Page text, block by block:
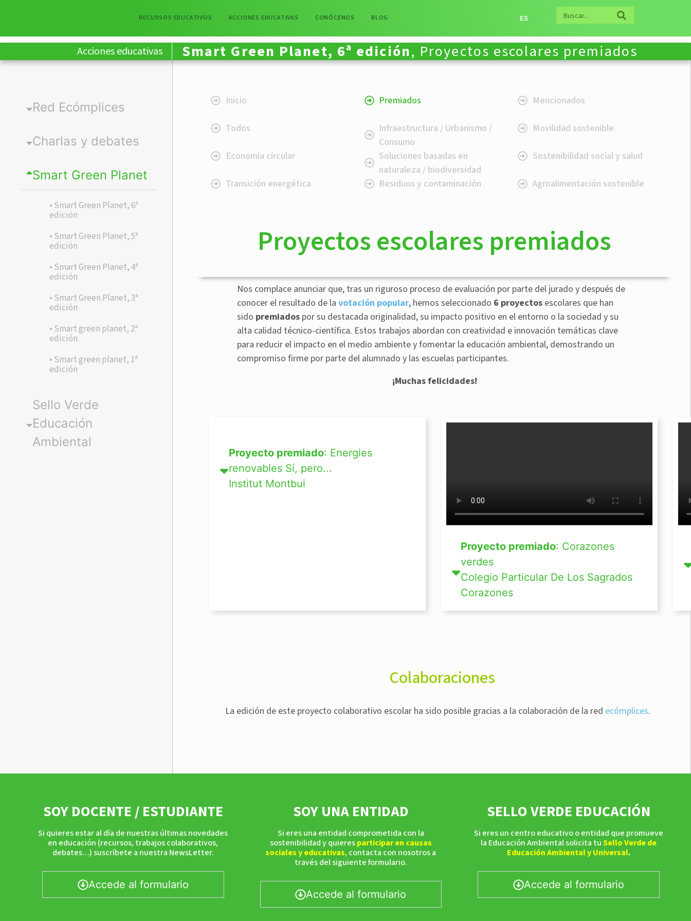
RECURSOS EDUCATIVOS ACCIONES EDUCATIVAS CONÓCENOS BLOG ES
Acciones educativas Smart Green Planet, 6ª edición, Proyectos escolares premiados
Red Ecómplices
Charlas y debates
Smart Green Planet
• Smart Green Planet, 6ª
edición
• Smart Green Planet, 5ª
edición
• Smart Green Planet, 4ª
edición
• Smart Green Planet, 3ª
edición
• Smart green planet, 2ª
edición
• Smart green planet, 1ª
edición
Sello Verde
Educación
Ambiental
Inicio Premiados Mencionados
Todos
Infraestructura / Urbanismo /
Consumo
Movilidad sostenible
Economía circular
Soluciones basadas en
naturaleza / biodiversidad
Sostenibilidad social y salud
Transición energética Residuos y contaminación Agroalimentación sostenible
Proyectos escolares premiados
Nos complace anunciar que, tras un riguroso proceso de evaluación por parte del jurado y después de
conocer el resultado de la votación popular, hemos seleccionado 6 proyectosescolares que han
sido premiadospor su destacada originalidad, su impacto positivo en el entorno o la sociedad y su
alta calidad técnico-científica. Estos trabajos abordan con creatividad e innovación temáticas clave
para reducir el impacto en el medio ambiente y fomentar la educación ambiental, demostrando un
compromiso firme por parte del alumnado y las escuelas participantes.
¡Muchas felicidades!
Proyecto premiado: Energies
renovables Sí, pero...
Institut Montbui
Proyecto premiado: Corazones
verdes
Colegio Particular De Los Sagrados
Corazones
Colaboraciones
La edición de este proyecto colaborativo escolar ha sido posible gracias a la colaboración de la red ecómplices.
SOY DOCENTE / ESTUDIANTE
Si quieres estar al día de nuestras últimas novedades
en educación (recursos, trabajos colaborativos,
debates…) suscríbete a nuestra NewsLetter.
Accede al formulario
SOY UNA ENTIDAD
Si eres una entidad comprometida con la
sostenibilidad y quieresparticipar en causas
sociales y educativas, contacta con nosotros a
través del siguiente formulario.
Accede al formulario
SELLO VERDE EDUCACIÓN
Si eres un centro educativo o entidad que promueve
la Educación Ambiental solicita tuSello Verde de
Educación Ambiental y Universal.
Accede al formulario